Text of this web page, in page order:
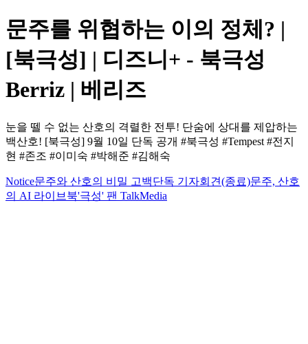
문주를 위협하는 이의 정체? |
[북극성] | 디즈니+ - 북극성
Berriz | 베리즈
눈을 뗄 수 없는 산호의 격렬한 전투! 단숨에 상대를 제압하는
백산호! [북극성] 9월 10일 단독 공개 #북극성 #Tempest #전지
현 #존조 #이미숙 #박해준 #김해숙
Notice문주와 산호의 비밀 고백단독 기자회견(종료)문주, 산호
의 AI 라이브 북'극성' 팬 TalkMedia